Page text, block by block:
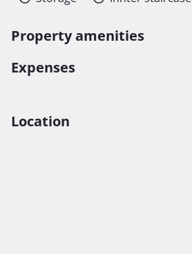
Property amenities
Expenses
Location